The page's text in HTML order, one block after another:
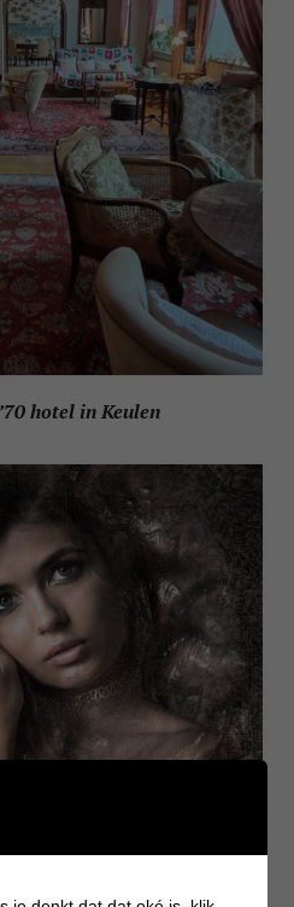
hotel in Keulen